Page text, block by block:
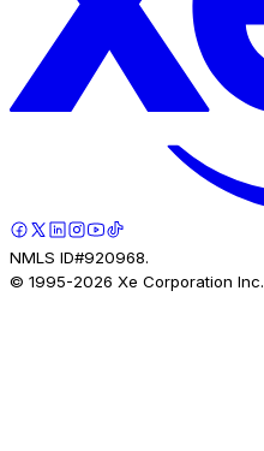
NMLS ID#920968.
© 1995-2026 Xe Corporation Inc.